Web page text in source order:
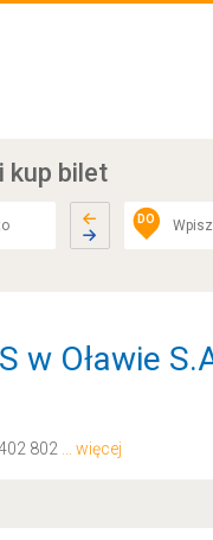
i kup bilet
DO
w Oławie
802 ... więcej